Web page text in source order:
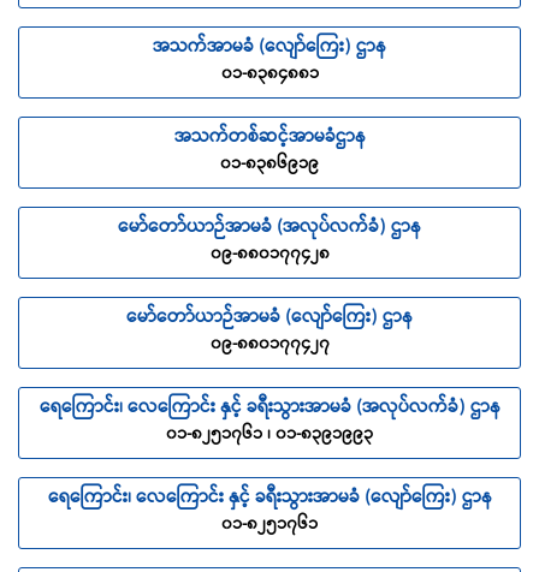
အသက်အာမခံ (လျော်ကြေး) ဌာန
၀၁-၈၃၈၄၈၈၁
အသက်တစ်ဆင့်အာမခံဌာန
၀၁-၈၃၈၆၉၁၉
မော်တော်ယာဉ်အာမခံ (အလုပ်လက်ခံ) ဌာန
၀၉-၈၈၀၁၇၇၄၂၈
မော်တော်ယာဉ်အာမခံ (လျော်ကြေး) ဌာန
၀၉-၈၈၀၁၇၇၄၂၇
ရေကြောင်း၊ လေကြောင်း နှင့် ခရီးသွားအာမခံ (အလုပ်လက်ခံ) ဌာန
၀၁-၈၂၅၁၇၆၁ ၊ ၀၁-၈၃၉၁၉၉၃
ရေကြောင်း၊ လေကြောင်း နှင့် ခရီးသွားအာမခံ (လျော်ကြေး) ဌာန
၀၁-၈၂၅၁၇၆၁